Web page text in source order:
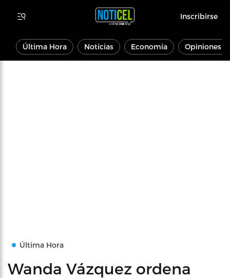
Inscribirse
Última Hora Noticias Economía Opiniones
Última Hora
Wanda Vázquez ordena